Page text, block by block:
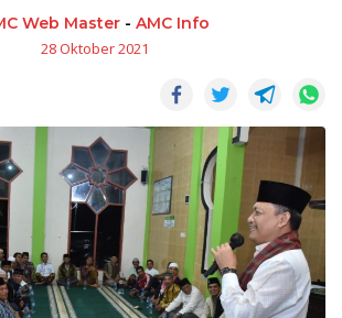
Web Master- AMC Info
28 Oktober 2021